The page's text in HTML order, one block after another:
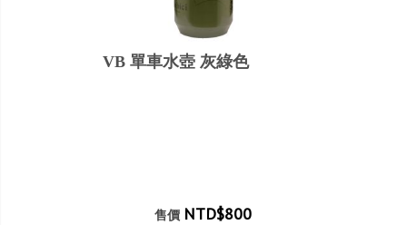
VB 單車水壺 灰綠色
售價 NTD$800